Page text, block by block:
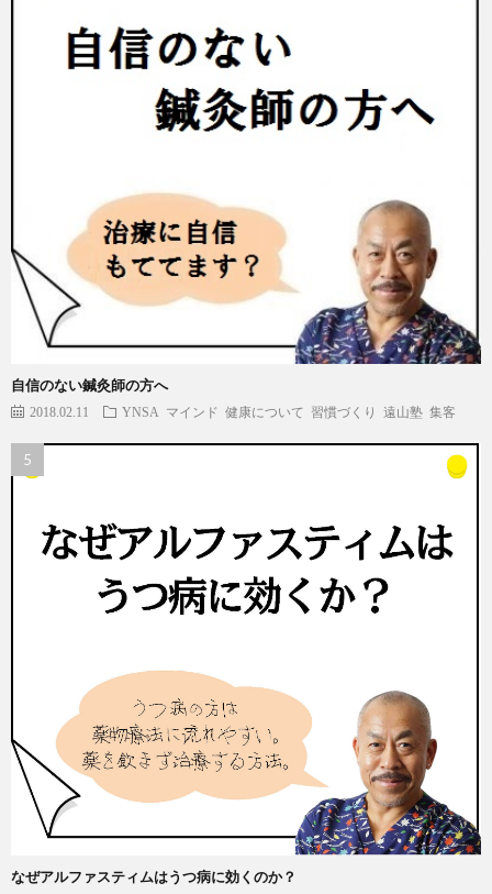
自信のない鍼灸師の方へ
2018.02.11 YNSA マインド 健康について 習慣づくり 遠山塾 集客
なぜアルファスティムはうつ病に効くのか？